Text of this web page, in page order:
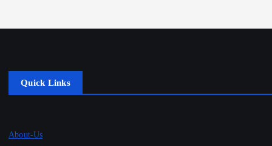
Quick Links
About-Us